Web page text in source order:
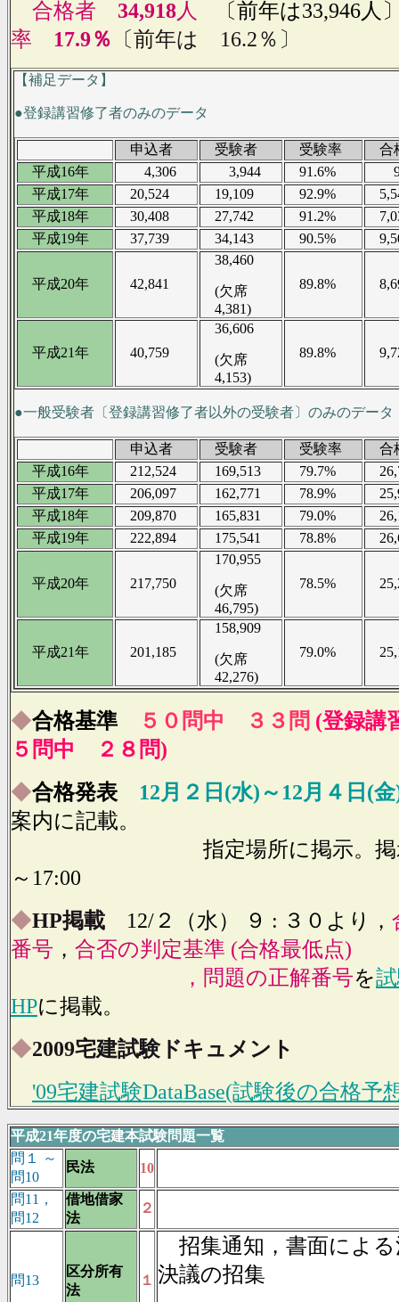
合格者 34,918人
〔前年は33,946人
率 17.9％ 〔前年は 16.2％〕
【補足データ】
●登録講習修了者のみのデータ
申込者 受験者 受験率
合
平成16年
4,306 3,944 91.6%
平成17年
20,524 19,109 92.9%
平成18年
30,408 27,742 91.2%
平成19年
37,739 34,143 90.5%
平成20年 42,841
38,460
(欠席
4,381)
89.8%
平成21年 40,759
36,606
(欠席
4,153)
89.8%
●一般受験者〔登録講習修了者以外の受験者〕のみのデータ
申込者 受験者 受験率
合
平成16年
212,524 169,513 79.7%
平成17年
206,097 162,771 78.9%
平成18年
209,870 165,831 79.0%
平成19年
222,894 175,541 78.8%
平成20年 217,750
170,955
(欠席
46,795)
78.5%
平成21年 201,185
158,909
(欠席
42,276)
79.0%
◆合格基準 ５０問中 ３３問 (登録講
５問中 ２８問)
◆合格発表
12月２日(水)～12月４日(
案内に記載。
指定場所に掲示。掲示
～17:00
◆HP掲載 12/２（水） ９ : ３０より，
番号 ， 合否の判定基準 (合格最低点)
，問題の正解番号を
HPに掲載。
◆2009宅建試験ドキュメント
'09宅建試験DataBase(試験後の合格予
平成21年度の宅建本試験問題一覧
問１ ～
問10
民法 10
問11，
問12
借地借家
法
２
問13
区分所有
法
１
招集通知，書面による
決議の招集